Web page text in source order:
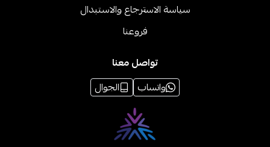
سياسة الاسترجاع والاستبدال
فروعنا
تواصل معنا
واتساب
الجوال